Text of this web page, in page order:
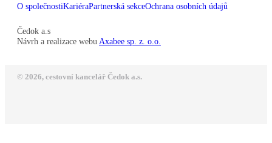
O společnostiKariéraPartnerská sekceOchrana osobních údajů
Čedok a.s
Návrh a realizace webu Axabee sp. z. o.o.
© 2026, cestovní kancelář Čedok a.s.